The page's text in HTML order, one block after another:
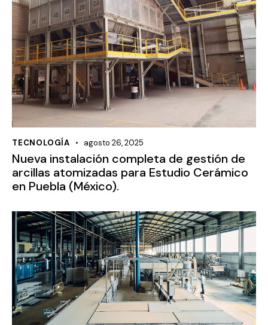
TECNOLOGÍA agosto 26, 2025
Nueva instalación completa de gestión de
arcillas atomizadas para Estudio Cerámico
en Puebla (México).